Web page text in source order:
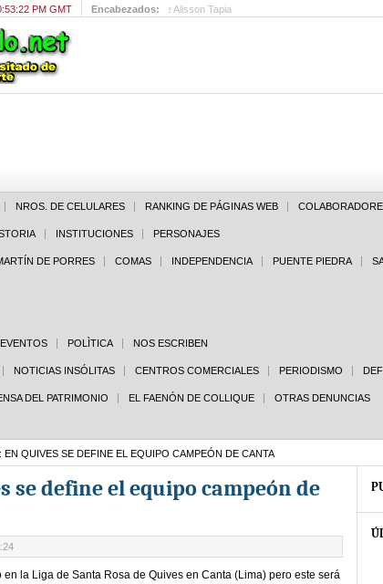
PM GMT Encabezados: Alex Kouri respalda la candidatura de Alisson
NROS. DE CELULARES RANKING DE PÁGINAS WEB
INSTITUCIONES PERSONAJES
DE PORRES COMAS INDEPENDENCIA PUENTE PIEDRA
EVENTOS POLÌTICA NOS ESCRIBEN
NOTICIAS INSÓLITAS CENTROS COMERCIALES PERIODISMO
DEL PATRIMONIO EL FAENÓN DE COLLIQUE OTRAS DENUNCIAS
EN QUIVES SE DEFINE EL EQUIPO CAMPEÓN DE CANTA
se define el equipo campeón de
la Liga de Santa Rosa de Quives en Canta (Lima) pero este será